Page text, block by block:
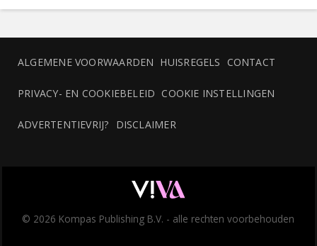
ALGEMENE VOORWAARDEN HUISREGELS CONTACT
PRIVACY- EN COOKIEBELEID COOKIE INSTELLINGEN
ADVERTENTIEVRIJ? DISCLAIMER
© 2026 Kompas Publishing B.V. - alle rechten voorbehouden